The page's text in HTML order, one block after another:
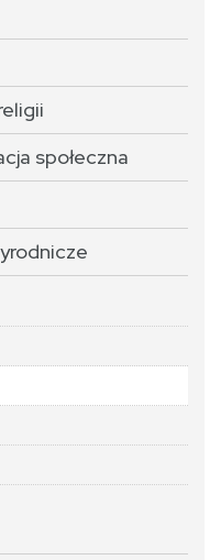
społeczna